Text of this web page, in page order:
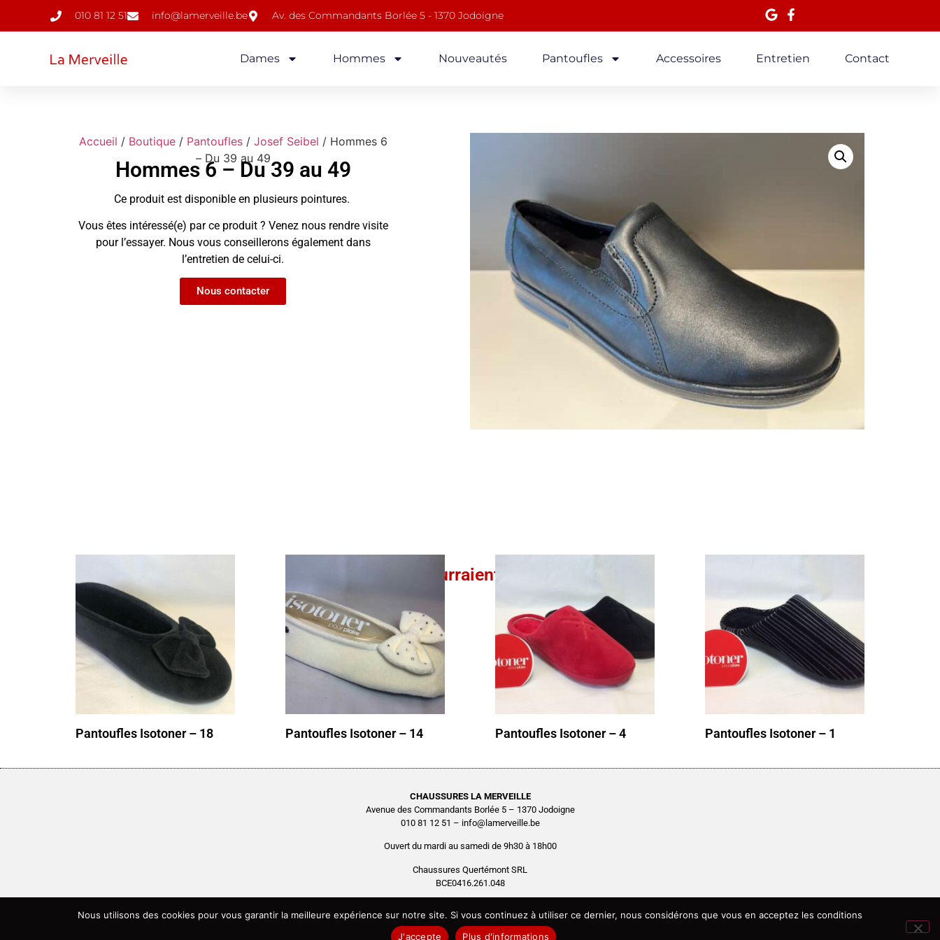
010 81 12 51 info@lamerveille.be Av. des Commandants Borlée 5 - 1370 Jodoigne
Dames Hommes Nouveautés Pantoufles Accessoires Entretien Contact
Accueil / Boutique/ Pantoufles/ Josef Seibel / Hommes 6
– Du 39 au 49
Hommes 6 – Du 39 au 49
Ce produit est disponible en plusieurs pointures.
Vous êtes intéressé(e) par ce produit ? Venez nous rendre visite
pour l’essayer. Nous vous conseillerons également dans
l’entretien de celui-ci.
Nous contacter
Ces produits pourraient vous intéresser
Pantoufles Isotoner – 18 Pantoufles Isotoner – 14 Pantoufles Isotoner – 4 Pantoufles Isotoner – 1
CHAUSSURES LA MERVEILLE
Avenue des Commandants Borlée 5 – 1370 Jodoigne
010 81 12 51 – info@lamerveille.be
Ouvert du mardi au samedi de 9h30 à 18h00
Chaussures Quertémont SRL
BCE0416.261.048
Site réalisé parAGENCE2D
Nous utilisons des cookies pour vous garantir la meilleure expérience sur notre site. Si vous continuez à utiliser ce dernier, nous considérons que vous en acceptez les conditions
J'accepte
Plus d'informations